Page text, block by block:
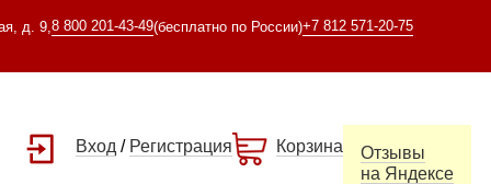
д. 9, 8 800 201-43-49(бесплатно по России)+7 812 571-20-75
Вход / Регистрация Корзина
Отзывы
на Яндексе